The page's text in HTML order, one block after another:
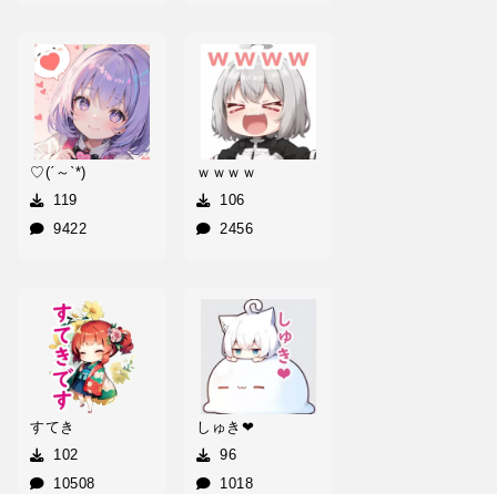
♡(ˊ～ˋ*)
119
9422
ｗｗｗｗ
106
2456
すてき
102
10508
しゅき❤
96
1018